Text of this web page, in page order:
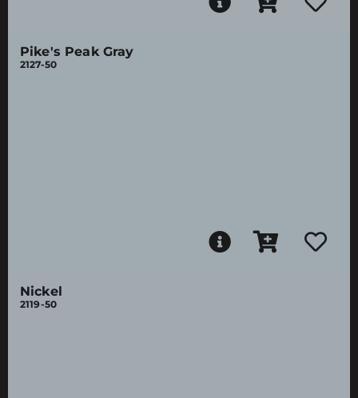
Pike's Peak Gray
2127-50
Nickel
2119-50